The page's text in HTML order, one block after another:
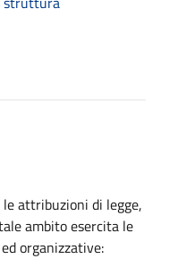
attribuzioni di legge,
ambito esercita le
organizzative: